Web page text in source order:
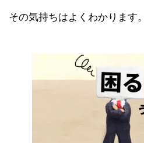
その気持ちはよくわかります。